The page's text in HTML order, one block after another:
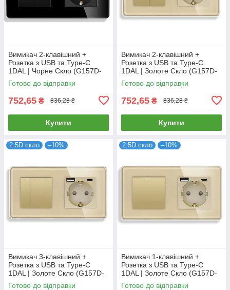
Вимикач 2-клавішний +
Розетка з USB та Type-C
1DAL | Чорне Скло (G157D-
PSW2G-STUTC.BL)
Готово до відправки
752,65 ₴ 836,28 ₴
Купити
Вимикач 2-клавішний +
Розетка з USB та Type-C
1DAL | Золоте Скло (G157D-
PSW2G-STUTC.GD)
Готово до відправки
752,65 ₴ 836,28 ₴
Купити
2.5D скло –10%
Вимикач 3-клавішний +
Розетка з USB та Type-C
1DAL | Золоте Скло (G157D-
PSW3G-STUTC.GD)
Готово до відправки
2.5D скло –10%
Вимикач 1-клавішний +
Розетка з USB та Type-C
1DAL | Золоте Скло (G157D-
PSW1G-STUTC.GD)
Готово до відправки